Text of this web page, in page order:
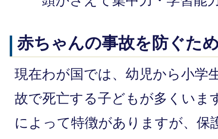
赤ちゃんの事故を防ぐた
現在わが国では、幼児から小学
故で死亡する子どもが多くいま
によって特徴がありますが、保